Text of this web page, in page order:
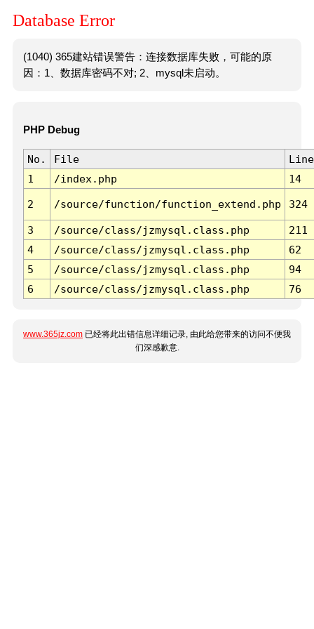
Database Error
(1040) 365建站错误警告：连接数据库失败，可能的原
因：1、数据库密码不对; 2、mysql未启动。
PHP Debug
No. File
Line
1
/index.php 14
2 /source/function/function_extend.php 324
3 /source/class/jzmysql.class.php
211
4
/source/class/jzmysql.class.php
62
5
/source/class/jzmysql.class.php
94
6
/source/class/jzmysql.class.php 76
www.365jz.com 已经将此出错信息详细记录, 由此给您带来的访问不便我
们深感歉意.